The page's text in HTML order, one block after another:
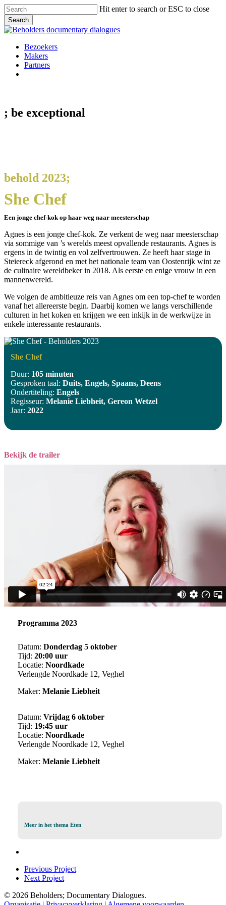
Skip
to
main
content
Hit enter to search or ESC to close
Search
Close
Menu
Bezoekers
Makers
Partners
; be exceptional
behold 2023;
She Chef
Een jonge chef-kok op haar weg naar meesterschap
Agnes is een jonge chef-kok. Ze verkent de weg naar meesterschap
via sommige van ’s werelds meest opvallende restaurants. Agnes is
ergens in de twintig en vol zelfvertrouwen. Ze heeft haar stage in
Steiereck afgerond en met het nationale team van Oostenrijk wint ze
de culinaire wereldbeker in 2018. Als eerste en enige vrouw in een
mannenwereld.
We volgen de ambitieuze reis van Agnes om een top-chef te worden
vanaf het allereerste begin. Daarbij komen we langs verschillende
culturen in het koken en krijgen we een inkijk in de werkwijze in
enkele interessante restaurants.
She Chef
Duur: 105 minuten
Gesproken taal:Duits, Engels, Spaans, Deens
Ondertiteling:Engels
Regisseur:Melanie Liebheit, Gereon Wetzel
Jaar:2022
Bekijk de trailer
Programma 2023
Datum: Donderdag 5 oktober
Tijd: 20:00 uur
Locatie: Noordkade
Verlengde Noordkade 12, Veghel
Maker: Melanie Liebheit
Datum: Vrijdag 6 oktober
Tijd: 19:45 uur
Locatie: Noordkade
Verlengde Noordkade 12, Veghel
Maker: Melanie Liebheit
Meer
Meer in het thema Eten
Previous Project
Next Project
© 2026 Beholders; Documentary Dialogues.